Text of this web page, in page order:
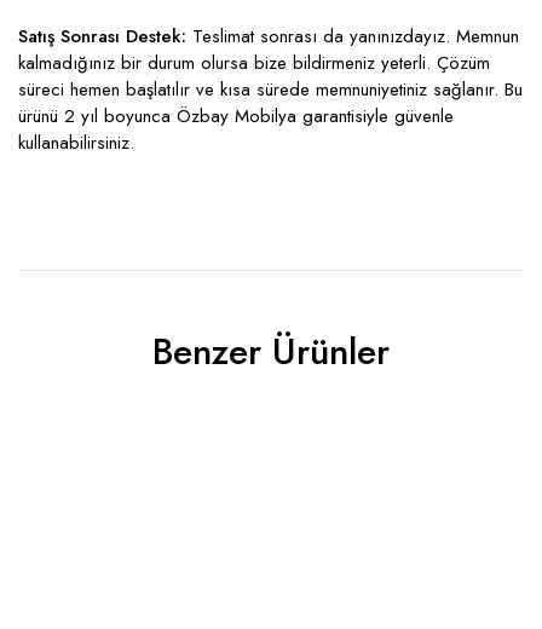
Satış Sonrası Destek: Teslimat sonrası da yanınızdayız. Memnun
kalmadığınız bir durum olursa bize bildirmeniz yeterli. Çözüm
süreci hemen başlatılır ve kısa sürede memnuniyetiniz sağlanır. Bu
ürünü 2 yıl boyunca Özbay Mobilya garantisiyle güvenle
kullanabilirsiniz.
Benzer Ürünler